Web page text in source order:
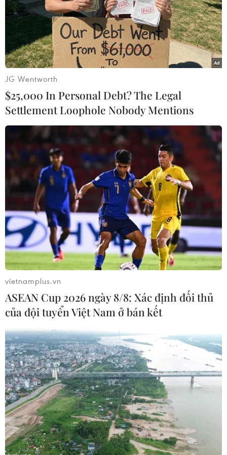
#tiền lương #phúc lợi #Navigos Group #việc làm
Theo dõi VietnamPlus
TIN LIÊN QUAN
Bắc Giang có nhu cầu tuyển dụng trên
JG Wentworth
$25,000 In Personal Debt? The Legal
Settlement Loophole Nobody Mentions
vietnamplus.vn
ASEAN Cup 2026 ngày 8/8: Xác định đối thủ
của đội tuyển Việt Nam ở bán kết